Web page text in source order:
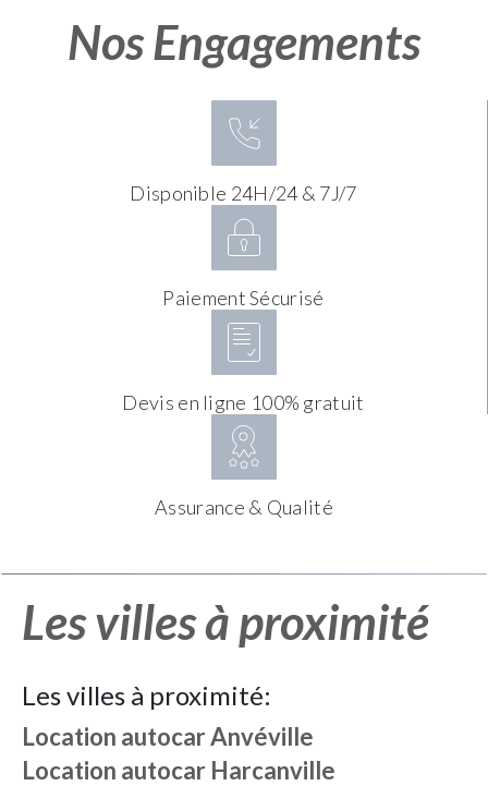
Nos Engagements
Disponible 24H/24 & 7J/7
Paiement Sécurisé
Devis en ligne 100% gratuit
Assurance & Qualité
Les villes à proximité
Les villes à proximité:
Location autocarAnvéville
Location autocar Harcanville